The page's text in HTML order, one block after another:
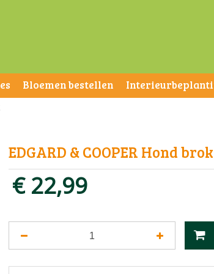
Bloemen bestellen
EDGARD & COOPER Hond
€ 22,99